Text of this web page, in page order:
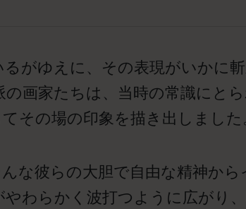
がゆえに、その表現がいかに
画家たちは、当時の常識にと
その場の印象を描き出しました
んな彼らの大胆で自由な精神か
わらかく波打つように広がり